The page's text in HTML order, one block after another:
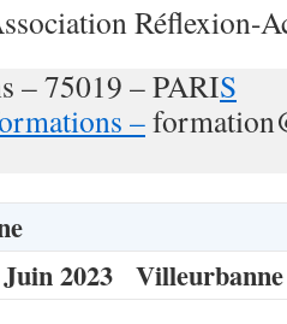
Réflexion-
– 75019 – PARIS
–
Juin2023 Villeurbanne